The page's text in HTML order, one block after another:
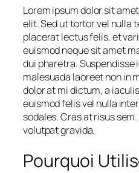
Lorem ipsum dolor sit
elit. Sed ut tortor vel nulla
placerat lectus felis, et
euismod neque sit amet
dui pharetra. Suspendisse
malesuada laoreet non in
dolor at mi dictum, a
euismod felis vel nulla
sodales. Cras at risus
volutpat gravida.
Pourquoi